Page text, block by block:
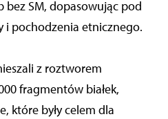
bez SM, dopasowując pod
i pochodzenia etnicznego.
z roztworem
fragmentów białek,
które były celem dla